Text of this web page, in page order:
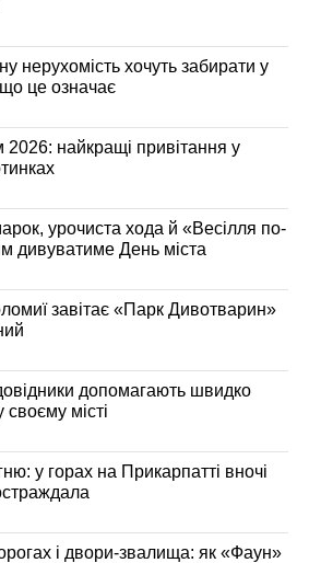
нерухомість хочуть забирати у
це означає
найкращі привітання у
урочиста хода й «Весілля по-
дивуватиме День міста
завітає «Парк Дивотварин»
допомагають швидко
місті
у горах на Прикарпатті вночі
і двори-звалища: як «Фаун»